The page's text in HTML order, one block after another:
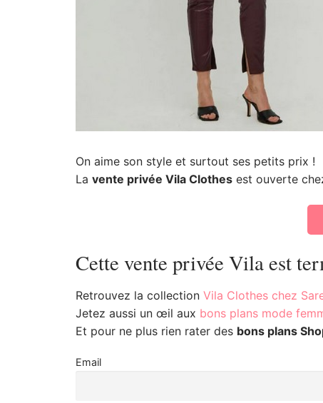
On aime son style et surtout ses petits prix !
La vente privée Vila Clothesest ouverte
Cette vente privée Vila est
Retrouvez la collection Vila Clothes chez
Jetez aussi un œil aux bons plans mode
Et pour ne plus rien rater des bons plans
Email